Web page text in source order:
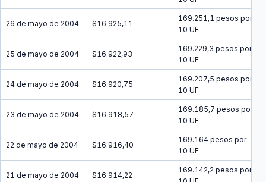
26 de mayo de 2004 $16.925,11
169.251,1 pesos por
10 UF
25 de mayo de 2004 $16.922,93
169.229,3 pesos por
10 UF
24 de mayo de 2004 $16.920,75
169.207,5 pesos por
10 UF
23 de mayo de 2004 $16.918,57
169.185,7 pesos por
10 UF
22 de mayo de 2004 $16.916,40
169.164 pesos por
10 UF
21 de mayo de 2004 $16.914,22
169.142,2 pesos por